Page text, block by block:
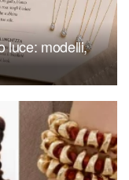
luce: modelli,